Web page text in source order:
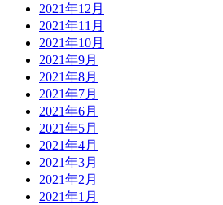
2021年12月
2021年11月
2021年10月
2021年9月
2021年8月
2021年7月
2021年6月
2021年5月
2021年4月
2021年3月
2021年2月
2021年1月